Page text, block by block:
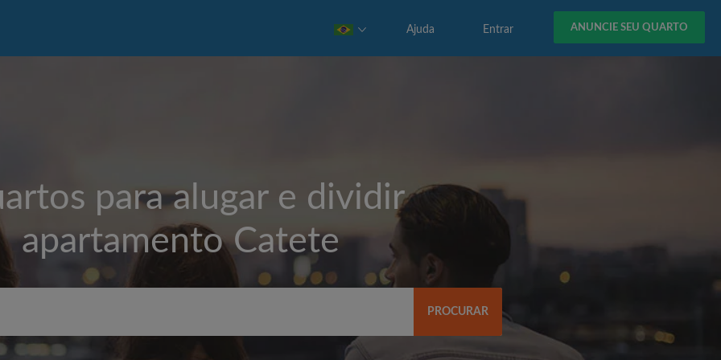
ANUNCIE SEU QUARTO
Entrar
Ajuda
para alugar e dividir
apartamentoCatete
PROCURAR
Aluguel máximo por mês (R$)